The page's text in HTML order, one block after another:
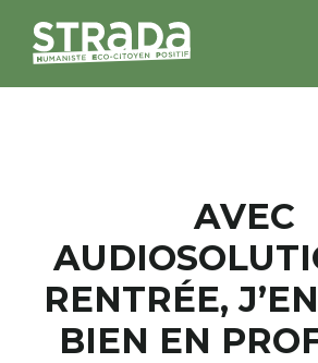
NOS THÈMES
STRADA’DATES
AVEC
RENTRÉE,
BIEN EN